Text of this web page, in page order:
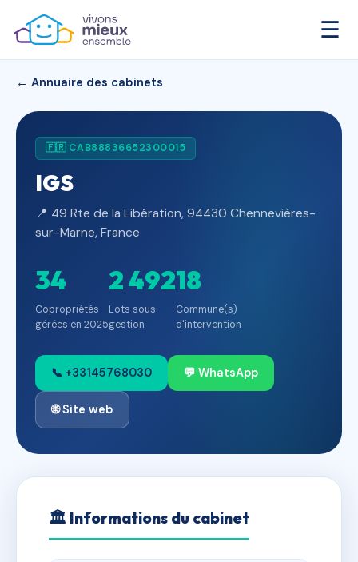
☰
← Annuaire des cabinets
🇫🇷 CAB88836652300015
IGS
📍 49 Rte de la Libération, 94430 Chennevières-
sur-Marne, France
34
Copropriétés
gérées en 2025
2 492
Lots sous
gestion
18
Commune(s)
d'intervention
📞 +33145768030 💬 WhatsApp
🌐 Site web
🏛 Informations du cabinet